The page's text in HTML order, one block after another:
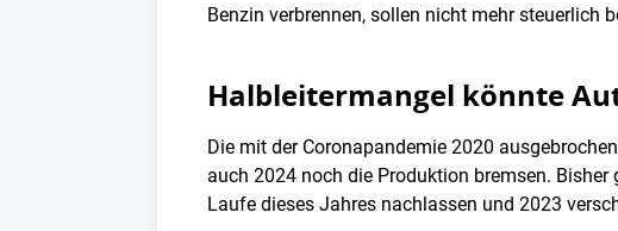
Benzin verbrennen, sollen nicht mehr steuerlich
Halbleitermangel könnte
Die mit der Coronapandemie 2020
auch 2024 noch die Produktion bremsen.
Laufe dieses Jahres nachlassen und 2023